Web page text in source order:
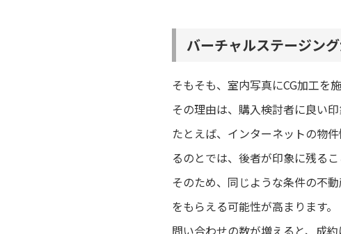
バーチャルステージン
そもそも、室内写真にCG加工を
その理由は、購入検討者に良い印
たとえば、インターネットの物
るのとでは、後者が印象に残るこ
そのため、同じような条件の不
をもらえる可能性が高まります。
問い合わせの数が増えると、成